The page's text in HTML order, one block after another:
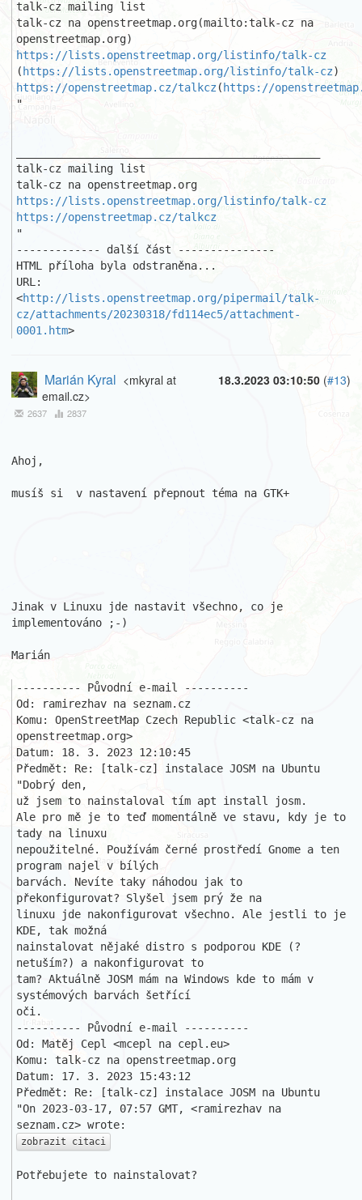
talk-cz mailing list
talk-cz na openstreetmap.org(mailto:talk-cz na
https://lists.openstreetmap.org/listinfo/talk-cz
( https://lists.openstreetmap.org/listinfo/talk-cz
https://openstreetmap.cz/talkcz( https://
"
talk-cz mailing list
https://lists.openstreetmap.org/listinfo/talk-cz
https://openstreetmap.cz/talkcz
"
------------- další část ---------------
HTML příloha byla odstraněna...
URL:
<http://lists.openstreetmap.org/pipermail/talk-
cz/attachments/20230318/fd114ec5/attachment-
0001.htm>
18.3.2023 03:10:50 (#13)
Marián Kyral <mkyral at
email.cz>
2637 2837
Ahoj,
musíš si  v nastavení přepnout téma na GTK+
Jinak v Linuxu jde nastavit všechno, co je
implementováno ;-)
Marián
---------- Původní e-mail ----------
Od: ramirezhav na seznam.cz
Komu: OpenStreetMap Czech Republic <talk-cz na
openstreetmap.org>
Datum: 18. 3. 2023 12:10:45
Předmět: Re: [talk-cz] instalace JOSM na Ubuntu
"Dobrý den,
už jsem to nainstaloval tím apt install josm.
Ale pro mě je to teď momentálně ve stavu, kdy je to
tady na linuxu
nepoužitelné. Používám černé prostředí Gnome a ten
program najel v bílých
barvách. Nevíte taky náhodou jak to
překonfigurovat? Slyšel jsem prý že na
linuxu jde nakonfigurovat všechno. Ale jestli to je
KDE, tak možná
nainstalovat nějaké distro s podporou KDE (?
netuším?) a nakonfigurovat to
tam? Aktuálně JOSM mám na Windows kde to mám v
systémových barvách šetřící
oči.
---------- Původní e-mail ----------
Od: Matěj Cepl <mcepl na cepl.eu>
Komu: talk-cz na openstreetmap.org
Datum: 17. 3. 2023 15:43:12
Předmět: Re: [talk-cz] instalace JOSM na Ubuntu
"On 2023-03-17, 07:57 GMT, <ramirezhav na
zobrazit citaci
Potřebujete to nainstalovat?